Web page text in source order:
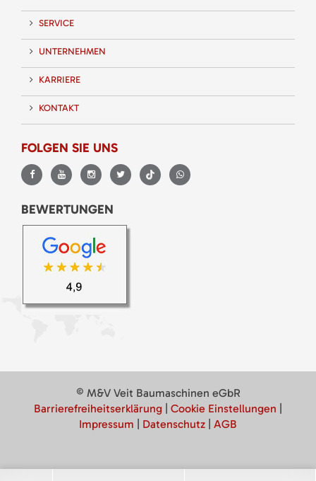
SERVICE
UNTERNEHMEN
KARRIERE
KONTAKT
FOLGEN SIE UNS
BEWERTUNGEN
© M&V Veit Baumaschinen eGbR
Barrierefreiheitserklärung
Cookie Einstellungen
Impressum
Datenschutz AGB